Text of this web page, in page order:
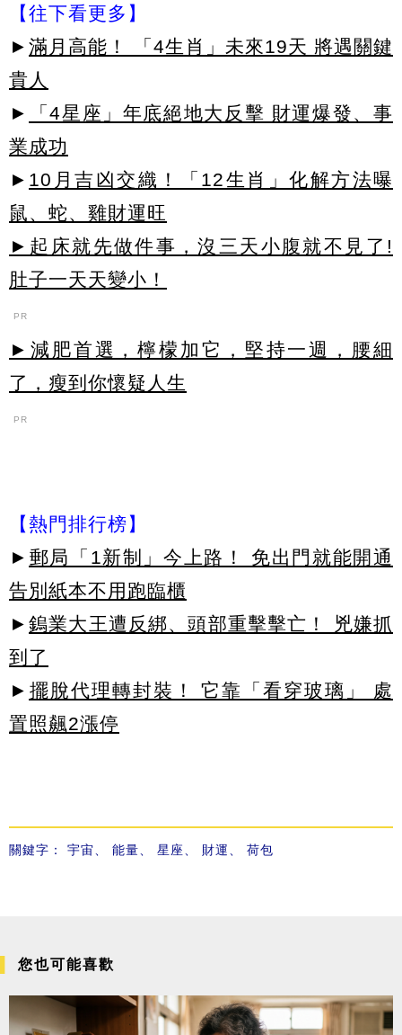
【往下看更多】
► 滿月高能！ 「4生肖」未來19天 將遇關鍵
貴人
►
「4星座」年底絕地大反擊 財運爆發、事
業成功
► 10月吉凶交織！「12生肖」化解方法曝
鼠、蛇、雞財運旺
►起床就先做件事，沒三天小腹就不見了!
肚子一天天變小！
PR
►減肥首選，檸檬加它，堅持一週，腰細
了，瘦到你懷疑人生
PR
【熱門排行榜】
► 郵局「1新制」今上路！ 免出門就能開通
告別紙本不用跑臨櫃
► 鎢業大王遭反綁、頭部重擊擊亡！ 兇嫌抓
到了
► 擺脫代理轉封裝！ 它靠「看穿玻璃」 處
置照飆2漲停
關鍵字： 宇宙 能量 星座 財運 荷包
您也可能喜歡